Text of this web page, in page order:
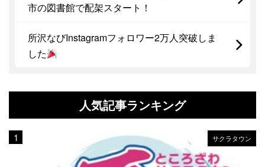
市の図書館で配架スタート！
所沢なびInstagramフォロワー2万人突破しま
した
人気記事ランキング
サクラタウン